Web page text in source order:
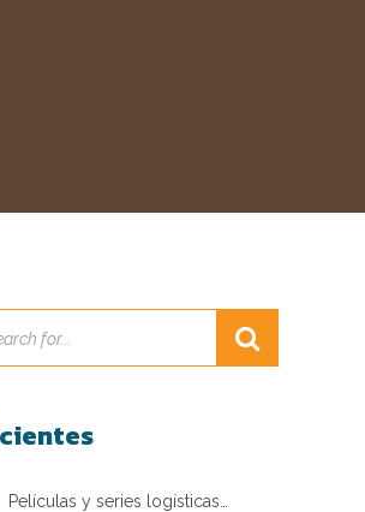
Películas y series logísticas…